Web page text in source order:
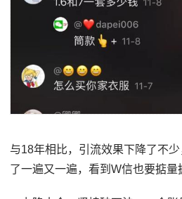
与18年相比，引流效果下降了不
了一遍又一遍，看到W信也要掂量